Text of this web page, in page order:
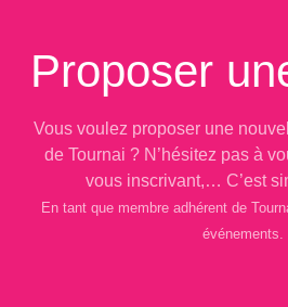
Proposer
Vous voulez proposer une
de Tournai ? N’hésitez pas à
vous inscrivant,… C’est
En tant que membre adhérent de
événements.